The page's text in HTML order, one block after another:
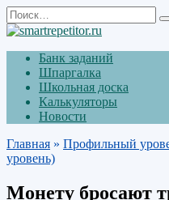
Перейти
к
содержанию
Search
for:
Банк заданий
Шпаргалка
Школьная доска
Калькуляторы
Новости
Главная » Профильный
уровень)
Монету бросают